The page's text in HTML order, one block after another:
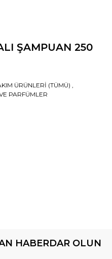
ŞAMPUAN 250
ÜRÜNLERİ (TÜMÜ) ,
PARFÜMLER
HABERDAR OLUN